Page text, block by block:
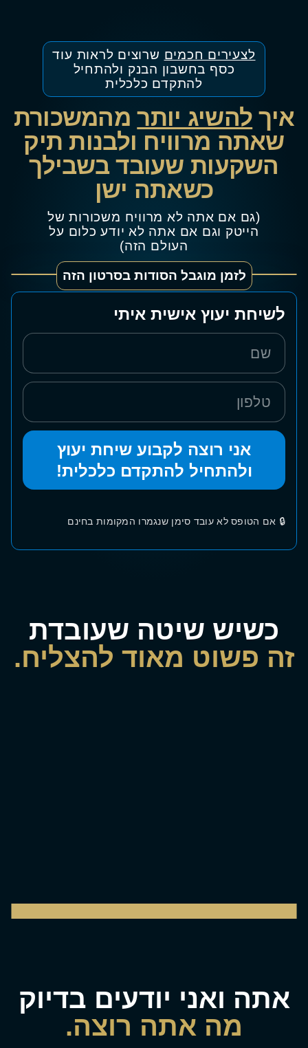
לצעירים חכמים שרוצים לראות עוד
כסף בחשבון הבנק ולהתחיל
להתקדם כלכלית
איך להשיג יותרמהמשכורת
שאתה מרוויח ולבנות תיק
השקעות שעובד בשבילך
כשאתה ישן
(גם אם אתה לא מרוויח משכורות של
הייטק וגם אם אתה לא יודע כלום על
העולם הזה)
לזמן מוגבל הסודות בסרטון הזה
לשיחת יעוץ אישית איתי
אני רוצה לקבוע שיחת יעוץ
ולהתחיל להתקדם כלכלית!
🔒 אם הטופס לא עובד סימן שנגמרו המקומות בחינם
כשיש שיטה שעובדת
זה פשוט מאוד להצליח.
אתה ואני יודעים בדיוק
מה אתה רוצה.